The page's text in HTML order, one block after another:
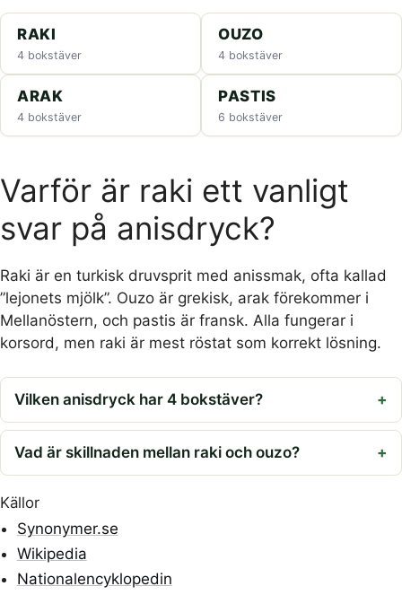
RAKI
4 bokstäver
OUZO
4 bokstäver
ARAK
4 bokstäver
PASTIS
6 bokstäver
Varför är raki ett vanligt
svar på anisdryck?
Raki är en turkisk druvsprit med anissmak, ofta kallad
”lejonets mjölk”. Ouzo är grekisk, arak förekommer i
Mellanöstern, och pastis är fransk. Alla fungerar i
korsord, men raki är mest röstat som korrekt lösning.
Vilken anisdryck har 4 bokstäver?
Vad är skillnaden mellan raki och ouzo?
Källor
Synonymer.se
Wikipedia
Nationalencyklopedin